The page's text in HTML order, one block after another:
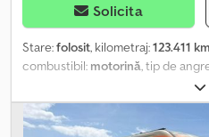
Solicita
Stare:folosit, kilometraj:123.411 km
combustibil: motorină, tip de
09/
(TÜV):12/2026, clasă de emisii:
locuri:6, Dotări:
ABS, aer